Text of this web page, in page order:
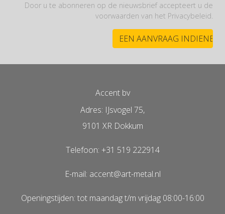
Door u te abonneren op de nieuwsbrief accepteert u de
voorwaarden van het Privacybeleid.
Accent bv
Adres: IJsvogel 75,
9101 XR Dokkum
Telefoon: +31 519 222914
E-mail: accent@art-metal.nl
Openingstijden: tot maandag t/m vrijdag 08:00-16:00